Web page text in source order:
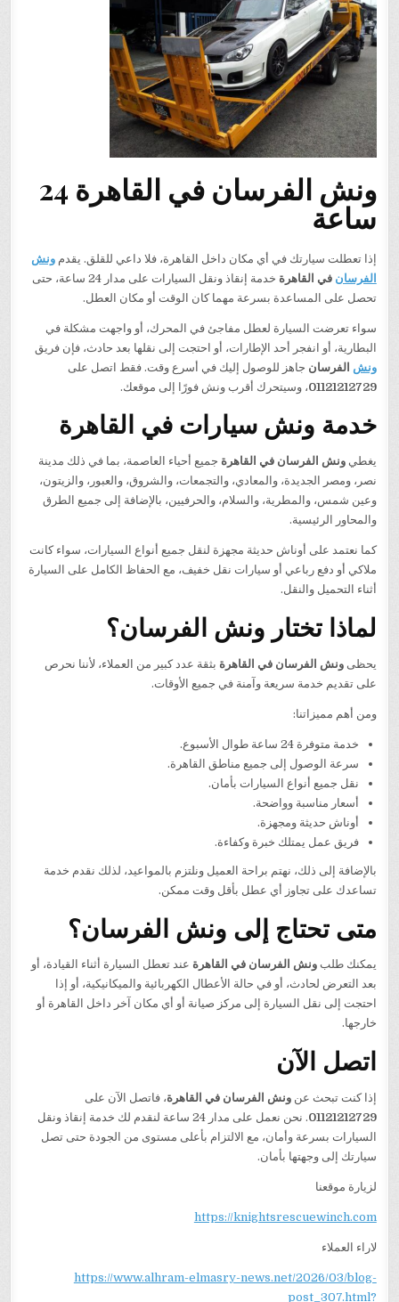
ونش الفرسان في القاهرة 24
ساعة
إذا تعطلت سيارتك في أي مكان داخل القاهرة، فلا داعي للقلق. يقدمونش
الفرسان في القاهرة
خدمة إنقاذ ونقل السيارات على مدار 24 ساعة، حتى
تحصل على المساعدة بسرعة مهما كان الوقت أو مكان العطل.
سواء تعرضت السيارة لعطل مفاجئ في المحرك، أو واجهت مشكلة في
البطارية، أو انفجر أحد الإطارات، أو احتجت إلى نقلها بعد حادث، فإن فريق
ونش الفرسان جاهز للوصول إليك في أسرع وقت. فقط اتصل على
01121212729، وسيتحرك أقرب ونش فورًا إلى موقعك.
خدمة ونش سيارات في القاهرة
يغطيونش الفرسان في القاهرة جميع أحياء العاصمة، بما في ذلك مدينة
نصر، ومصر الجديدة، والمعادي، والتجمعات، والشروق، والعبور، والزيتون،
وعين شمس، والمطرية، والسلام، والحرفيين، بالإضافة إلى جميع الطرق
والمحاور الرئيسية.
كما نعتمد على أوناش حديثة مجهزة لنقل جميع أنواع السيارات، سواء كانت
ملاكي أو دفع رباعي أو سيارات نقل خفيف، مع الحفاظ الكامل على السيارة
أثناء التحميل والنقل.
لماذا تختار ونش الفرسان؟
يحظىونش الفرسان في القاهرة بثقة عدد كبير من العملاء، لأننا نحرص
على تقديم خدمة سريعة وآمنة في جميع الأوقات.
ومن أهم مميزاتنا:
خدمة متوفرة 24 ساعة طوال الأسبوع.
سرعة الوصول إلى جميع مناطق القاهرة.
نقل جميع أنواع السيارات بأمان.
أسعار مناسبة وواضحة.
أوناش حديثة ومجهزة.
فريق عمل يمتلك خبرة وكفاءة.
بالإضافة إلى ذلك، نهتم براحة العميل ونلتزم بالمواعيد، لذلك نقدم خدمة
تساعدك على تجاوز أي عطل بأقل وقت ممكن.
متى تحتاج إلى ونش الفرسان؟
يمكنك طلبونش الفرسان في القاهرة عند تعطل السيارة أثناء القيادة، أو
بعد التعرض لحادث، أو في حالة الأعطال الكهربائية والميكانيكية، أو إذا
احتجت إلى نقل السيارة إلى مركز صيانة أو أي مكان آخر داخل القاهرة أو
خارجها.
اتصل الآن
إذا كنت تبحث عنونش الفرسان في القاهرة، فاتصل الآن على
01121212729
. نحن نعمل على مدار 24 ساعة لنقدم لك خدمة إنقاذ ونقل
السيارات بسرعة وأمان، مع الالتزام بأعلى مستوى من الجودة حتى تصل
سيارتك إلى وجهتها بأمان.
لزيارة موقعنا
https://knightsrescuewinch.com
لاراء العملاء
https://www.alhram-elmasry-news.net/2026/03/blog-
post_307.html?